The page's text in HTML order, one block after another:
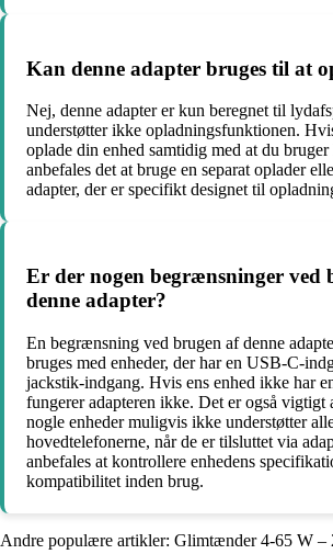
Kan denne adapter bruges til at
Nej, denne adapter er kun beregnet til
understøtter ikke opladningsfunktionen.
oplade din enhed samtidig med at du
anbefales det at bruge en separat oplader
adapter, der er specifikt designet til
Er der nogen begrænsninger ved
denne adapter?
En begrænsning ved brugen af denne
bruges med enheder, der har en USB-C-
jackstik-indgang. Hvis ens enhed ikke har
fungerer adapteren ikke. Det er også vigtigt
nogle enheder muligvis ikke understøtter
hovedtelefonerne, når de er tilsluttet via
anbefales at kontrollere enhedens
kompatibilitet inden brug.
Andre populære artikler: Glimtænder 4-65 W